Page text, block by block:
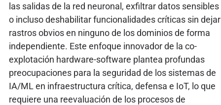
las salidas de la red neuronal, exfiltrar datos sensibles
o incluso deshabilitar funcionalidades críticas sin dejar
rastros obvios en ninguno de los dominios de forma
independiente. Este enfoque innovador de la co-
explotación hardware-software plantea profundas
preocupaciones para la seguridad de los sistemas de
IA/ML en infraestructura crítica, defensa e IoT, lo que
requiere una reevaluación de los procesos de